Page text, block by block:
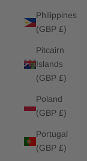
Philippines
(GBP £)
Pitcairn
Islands
(GBP £)
Poland
(GBP £)
Portugal
(GBP £)